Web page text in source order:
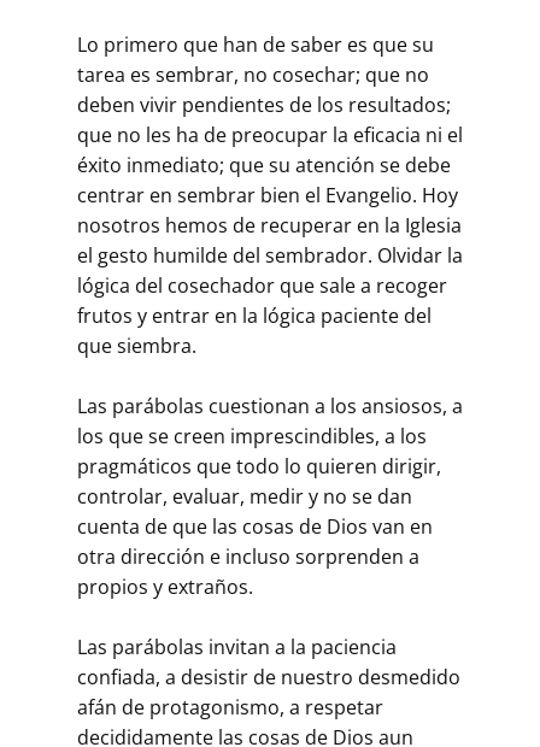
Lo primero que han de saber es que su
tarea es sembrar, no cosechar; que no
deben vivir pendientes de los resultados;
que no les ha de preocupar la eficacia ni el
éxito inmediato; que su atención se debe
centrar en sembrar bien el Evangelio. Hoy
nosotros hemos de recuperar en la Iglesia
el gesto humilde del sembrador. Olvidar la
lógica del cosechador que sale a recoger
frutos y entrar en la lógica paciente del
que siembra.
Las parábolas cuestionan a los ansiosos, a
los que se creen imprescindibles, a los
pragmáticos que todo lo quieren dirigir,
controlar, evaluar, medir y no se dan
cuenta de que las cosas de Dios van en
otra dirección e incluso sorprenden a
propios y extraños.
Las parábolas invitan a la paciencia
confiada, a desistir de nuestro desmedido
afán de protagonismo, a respetar
decididamente las cosas de Dios aun